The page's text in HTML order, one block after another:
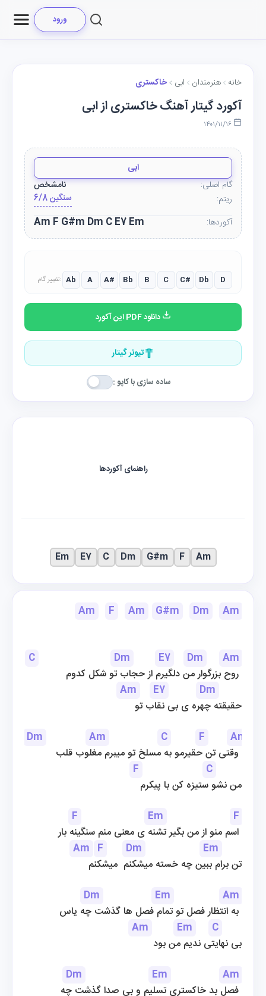
ورود
خانه هنرمندان ابی خاکستری
آکورد گیتار آهنگ خاکستری از ابی
ابی
گام اصلی:
نامشخص
ریتم:
6/8 سنگین
آکوردها:
Am F G#m Dm C E7 Em
تغییر گام: Ab A A# Bb B C C# Db D
دانلود PDF این آکورد
تیونر گیتار
ساده سازی با کاپو :
Am F Am G#m Dm Am
C Dm E7 Dm
Am
Am
E7
Dm
حقیقته چهره ی بی نقاب تو
Dm
Am C F
Am
F
C
من نشو ستیزه کن با پیکرم
F
Em
F
Am F Dm
Em
تن برام ببین چه خسته میشکنم  میشکنم
Dm
Em
Am
Am
Em
C
بی نهایتی ندیم من بود
Dm
Em
Am
راهنمای آکوردها
Am
F
G#m
Dm
C
E7
Em